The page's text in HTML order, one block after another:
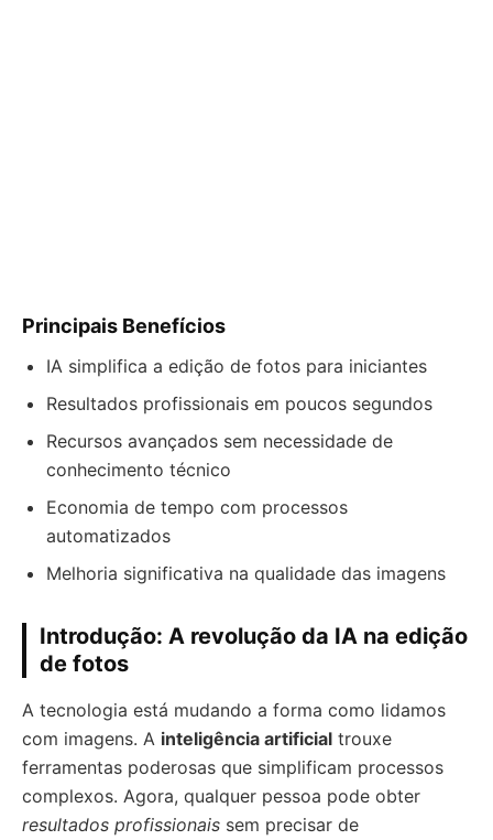
Principais Benefícios
IA simplifica a edição de fotos para iniciantes
Resultados profissionais em poucos segundos
Recursos avançados sem necessidade de
conhecimento técnico
Economia de tempo com processos
automatizados
Melhoria significativa na qualidade das imagens
Introdução: A revolução da IA na edição
de fotos
A tecnologia está mudando a forma como lidamos
com imagens. A inteligência artificial trouxe
ferramentas poderosas que simplificam processos
complexos. Agora, qualquer pessoa pode obter
resultados profissionais sem precisar de